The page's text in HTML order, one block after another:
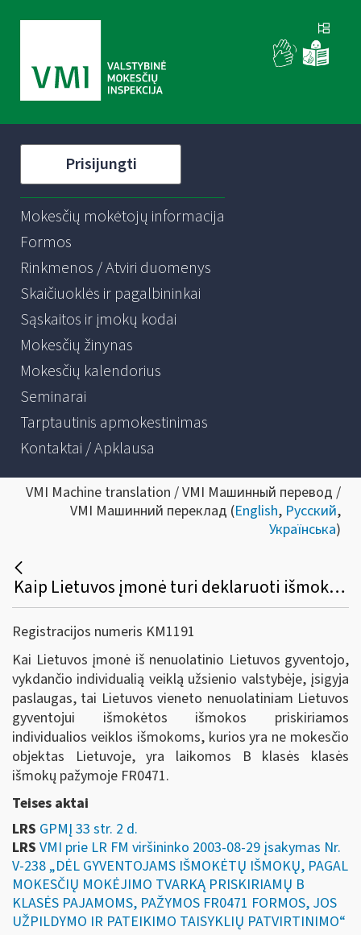
Prisijungti
Mokesčių mokėtojų informacija
Formos
Rinkmenos / Atviri duomenys
Skaičiuoklės ir pagalbininkai
Sąskaitos ir įmokų kodai
Mokesčių žinynas
Mokesčių kalendorius
Seminarai
Tarptautinis apmokestinimas
Kontaktai / Apklausa
VMI Machine translation / VMI Машинный перевод /
VMI Машинний переклад (English, Русский,
Українська)
Kaip Lietuvos įmonė turi deklaruoti išmokas užsieniečiui, suteikusiam paslaugą, jeigu jis yra vykdantis savarankišką veiklą savo šalyje ir turi (pateikia) tai patvirtinantį dokumentą?
Registracijos numeris KM1191
Kai Lietuvos įmonė iš nenuolatinio Lietuvos gyventojo,
vykdančio individualią veiklą užsienio valstybėje, įsigyja
paslaugas, tai Lietuvos vieneto nenuolatiniam Lietuvos
gyventojui išmokėtos išmokos priskiriamos
individualios veiklos išmokoms, kurios yra ne mokesčio
objektas Lietuvoje, yra laikomos B klasės klasės
išmokų pažymoje FR0471.
Teises aktai
LRS GPMĮ 33 str. 2 d.
LRS VMI prie LR FM viršininko 2003-08-29 įsakymas Nr.
V-238 „DĖL GYVENTOJAMS IŠMOKĖTŲ IŠMOKŲ, PAGAL
MOKESČIŲ MOKĖJIMO TVARKĄ PRISKIRIAMŲ B
KLASĖS PAJAMOMS, PAŽYMOS FR0471 FORMOS, JOS
UŽPILDYMO IR PATEIKIMO TAISYKLIŲ PATVIRTINIMO“